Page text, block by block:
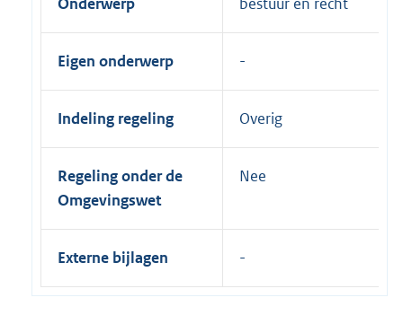
Eigen onderwerp
Indeling regeling Overig
Regeling onder de
Omgevingswet
Nee
Externe bijlagen